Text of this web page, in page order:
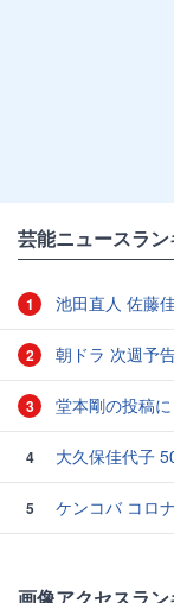
芸能ニュースラ
1 池田直人 佐藤
2 朝ドラ 次週予
3 堂本剛の投稿に
4 大久保佳代子
5
ケンコバ コロ